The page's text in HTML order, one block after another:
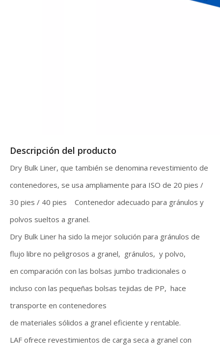
Descripción del producto
Dry Bulk Liner, que también se denomina revestimiento de
contenedores, se usa ampliamente para ISO de 20 pies /
30 pies / 40 pies Contenedor adecuado para gránulos y
polvos sueltos a granel.
Dry Bulk Liner ha sido la mejor solución para gránulos de
flujo libre no peligrosos a granel, gránulos, y polvo,
en comparación con las bolsas jumbo tradicionales o
incluso con las pequeñas bolsas tejidas de PP, hace
transporte en contenedores
de materiales sólidos a granel eficiente y rentable.
LAF ofrece revestimientos de carga seca a granel con